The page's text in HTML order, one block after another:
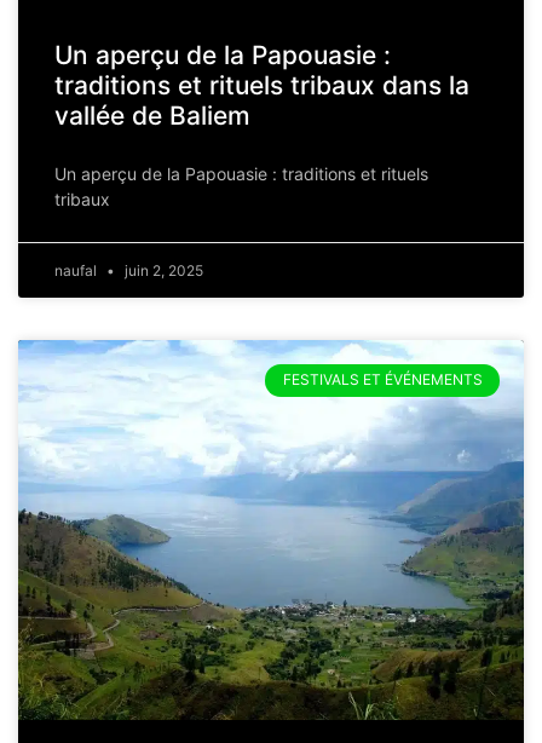
Un aperçu de la Papouasie :
traditions et rituels tribaux dans la
vallée de Baliem
Un aperçu de la Papouasie : traditions et rituels
tribaux
naufal juin 2, 2025
FESTIVALS ET ÉVÉNEMENTS